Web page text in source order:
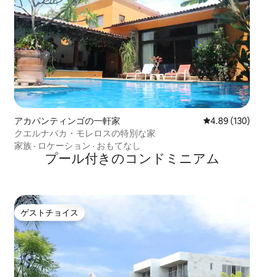
アカパンティンゴの一軒家 レビュー130
4.89 (130)
クエルナバカ・モレロスの特別な家
家族 · ロケーション · おもてなし
プール付きのコンドミニアム
ゲストチョイス
ゲストチョイス